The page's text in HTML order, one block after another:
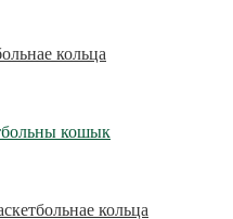
кольца
кошык
кольца